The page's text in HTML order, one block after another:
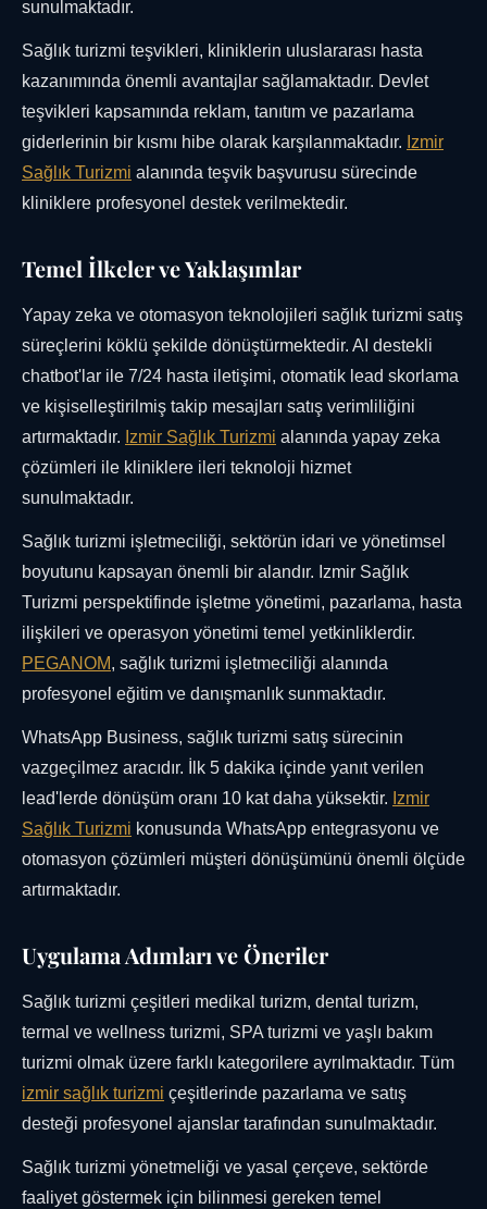
sunulmaktadır.
Sağlık turizmi teşvikleri, kliniklerin uluslararası hasta
kazanımında önemli avantajlar sağlamaktadır. Devlet
teşvikleri kapsamında reklam, tanıtım ve pazarlama
giderlerinin bir kısmı hibe olarak karşılanmaktadır. Izmir
Sağlık Turizmi alanında teşvik başvurusu sürecinde
kliniklere profesyonel destek verilmektedir.
Temel İlkeler ve Yaklaşımlar
Yapay zeka ve otomasyon teknolojileri sağlık turizmi satış
süreçlerini köklü şekilde dönüştürmektedir. AI destekli
chatbot'lar ile 7/24 hasta iletişimi, otomatik lead skorlama
ve kişiselleştirilmiş takip mesajları satış verimliliğini
artırmaktadır. Izmir Sağlık Turizmi alanında yapay zeka
çözümleri ile kliniklere ileri teknoloji hizmet
sunulmaktadır.
Sağlık turizmi işletmeciliği, sektörün idari ve yönetimsel
boyutunu kapsayan önemli bir alandır. Izmir Sağlık
Turizmi perspektifinde işletme yönetimi, pazarlama, hasta
ilişkileri ve operasyon yönetimi temel yetkinliklerdir.
PEGANOM, sağlık turizmi işletmeciliği alanında
profesyonel eğitim ve danışmanlık sunmaktadır.
WhatsApp Business, sağlık turizmi satış sürecinin
vazgeçilmez aracıdır. İlk 5 dakika içinde yanıt verilen
lead'lerde dönüşüm oranı 10 kat daha yüksektir. Izmir
Sağlık Turizmi konusunda WhatsApp entegrasyonu ve
otomasyon çözümleri müşteri dönüşümünü önemli ölçüde
artırmaktadır.
Uygulama Adımları ve Öneriler
Sağlık turizmi çeşitleri medikal turizm, dental turizm,
termal ve wellness turizmi, SPA turizmi ve yaşlı bakım
turizmi olmak üzere farklı kategorilere ayrılmaktadır. Tüm
izmir sağlık turizmi çeşitlerinde pazarlama ve satış
desteği profesyonel ajanslar tarafından sunulmaktadır.
Sağlık turizmi yönetmeliği ve yasal çerçeve, sektörde
faaliyet göstermek için bilinmesi gereken temel